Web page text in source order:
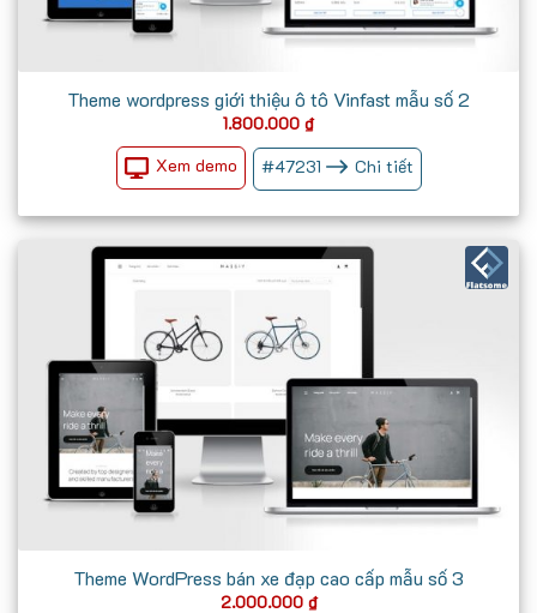
Theme wordpress giới thiệu ô tô Vinfast mẫu số 2
1.800.000 ₫
Xem demo #47231 Chi tiết
Theme WordPress bán xe đạp cao cấp mẫu số 3
2.000.000 ₫